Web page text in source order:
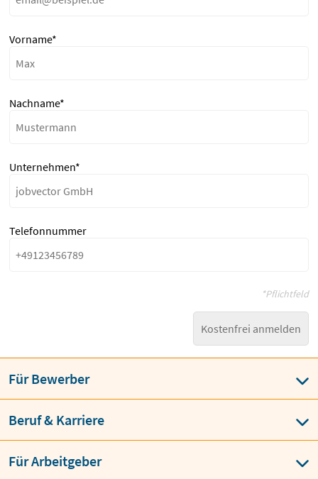
Vorname*
Nachname*
Unternehmen*
Telefonnummer
*Pflichtfeld
Kostenfrei anmelden
Für Bewerber
Beruf & Karriere
Für Arbeitgeber